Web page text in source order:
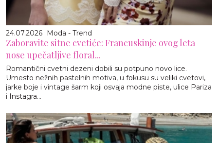
24.07.2026 Moda - Trend
Zaboravite sitne cvetiće: Francuskinje ovog leta
nose upečatljive floral...
Romantični cvetni dezeni dobili su potpuno novo lice.
Umesto nežnih pastelnih motiva, u fokusu su veliki cvetovi,
jarke boje i vintage šarm koji osvaja modne piste, ulice Pariza
i Instagra...